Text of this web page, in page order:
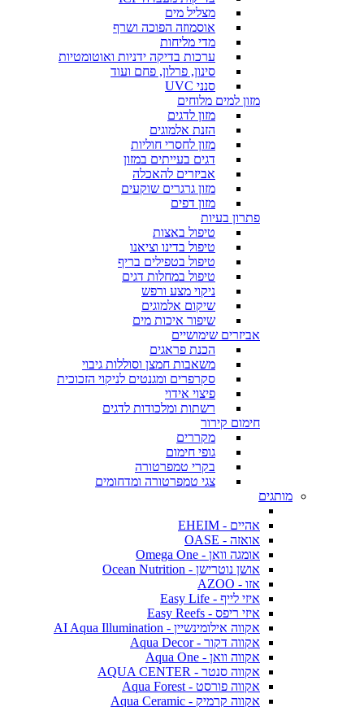
מצליל מים
אוסמוזה הפוכה ושרף
מדי מליחות
ערכות בדיקה ידניות ואוטומטיות
סינון, פרלון, פחם ועוד
סנני UVC
מזון למים מלוחים
מזון לדגים
הזנת אלמוגים
מזון לחסרי חוליות
דגים בעייתים במזון
אביזרים להאכלה
מזון גרגרים שוקעים
מזון דפים
פתרון בעיות
טיפול באצות
טיפול בדינו וציאנו
טיפול בטפילים בריף
טיפול במחלות דגים
ניקוי מצע ורפש
שיקום אלמוגים
שיפור איכות מים
אביזרים שימושיים
הכנת פראגים
משאבות חמצן וסוללות גיבוי
סקרפרים ומגנטים לניקוי הזכוכית
פיצוי אידוי
רשתות ומלכודות לדגים
חימום קירור
מקררים
גופי חימום
בקרי טמפרטורה
צגי טמפרטורה ומדחומים
מותגים
אהיים - EHEIM
אואזה - OASE
אומגה וואן - Omega One
אושן נוטרישן - Ocean Nutrition
אזו - AZOO
איזי לייף - Easy Life
איזי ריפס - Easy Reefs
אקווה אילומינשיין - AI Aqua Illumination
אקווה דקור - Aqua Decor
אקווה וואן - Aqua One
אקווה סנטר - AQUA CENTER
אקווה פורסט - Aqua Forest
אקווה קרמיק - Aqua Ceramic